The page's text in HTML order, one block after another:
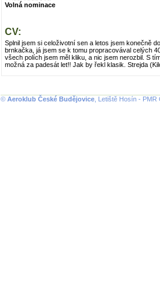
Volná nominace
CV:
Splnil jsem si celoživotní sen a letos jsem konečně
brnkačka, já jsem se k tomu propracovával celých
všech polích jsem měl kliku, a nic jsem nerozbil. S
možná za padesát let!! Jak by řekl klasik. Strejda
© Aeroklub České Budějovice , Letiště Hosín - PMR